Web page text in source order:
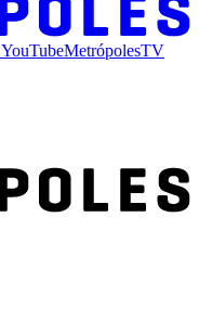
YouTubeMetrópolesTV